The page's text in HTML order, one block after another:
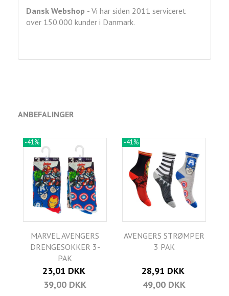
Dansk Webshop - Vi har siden 2011 serviceret
over 150.000 kunder i Danmark.
ANBEFALINGER
-41%
MARVEL AVENGERS
DRENGESOKKER 3-
PAK
23,01 DKK
39,00 DKK
-41%
AVENGERS STRØMPER
3 PAK
28,91 DKK
49,00 DKK